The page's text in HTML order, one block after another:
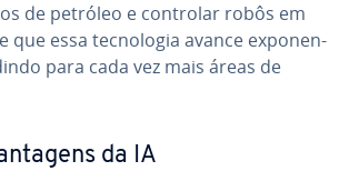
de petróleo e controlar robôs em
que essa tec­no­lo­gia avance ex­po­nen­
para cada vez mais áreas de
da IA